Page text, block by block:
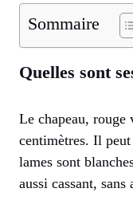
Sommaire
Quelles sont
Le chapeau,
centimètres. Il
lames sont
aussi cassant,